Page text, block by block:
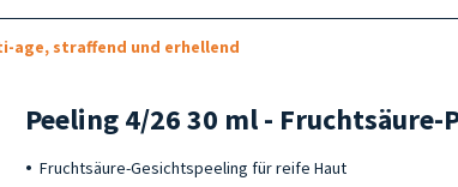
age, straffend und erhellend
Peeling 4/26 30 ml - Fruchtsäure-
Fruchtsäure-Gesichtspeeling für reife Haut